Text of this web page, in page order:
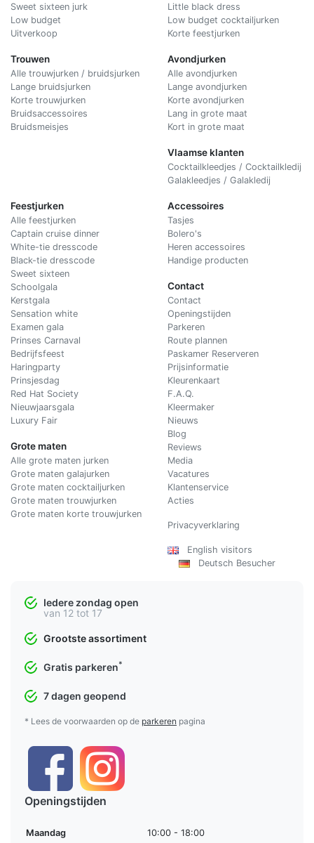
Sweet sixteen jurk
Low budget
Uitverkoop
Trouwen
Alle trouwjurken / bruidsjurken
Lange bruidsjurken
Korte trouwjurken
Bruidsaccessoires
Bruidsmeisjes
Little black dress
Low budget cocktailjurken
Korte feestjurken
Avondjurken
Alle avondjurken
Lange avondjurken
Korte avondjurken
Lang in grote maat
Kort in grote maat
Vlaamse klanten
Cocktailkleedjes / Cocktailkledij
Galakleedjes / Galakledij
Feestjurken
Alle feestjurken
Captain cruise dinner
White-tie dresscode
Black-tie dresscode
Sweet sixteen
Schoolgala
Kerstgala
Sensation white
Examen gala
Prinses Carnaval
Bedrijfsfeest
Haringparty
Prinsjesdag
Red Hat Society
Nieuwjaarsgala
Luxury Fair
Grote maten
Alle grote maten jurken
Grote maten galajurken
Grote maten cocktailjurken
Grote maten trouwjurken
Grote maten korte trouwjurken
Accessoires
Tasjes
Bolero's
Heren accessoires
Handige producten
Contact
Contact
Openingstijden
Parkeren
Route plannen
Paskamer Reserveren
Prijsinformatie
Kleurenkaart
F.A.Q.
Kleermaker
Nieuws
Blog
Reviews
Media
Vacatures
Klantenservice
Acties
Privacyverklaring
English visitors
Deutsch Besucher
Iedere zondag open
van 12 tot 17
Grootste assortiment
Gratis parkeren*
7 dagen geopend
* Lees de voorwaarden op de parkeren pagina
Openingstijden
Maandag 10:00 - 18:00